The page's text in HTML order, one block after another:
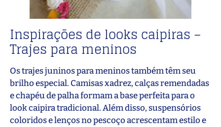
Inspirações de looks caipiras –
Trajes para meninos
Os trajes juninos para meninos também têm seu
brilho especial. Camisas xadrez, calças remendadas
e chapéu de palha formam a base perfeita para o
look caipira tradicional. Além disso, suspensórios
coloridos e lenços no pescoço acrescentam estilo e